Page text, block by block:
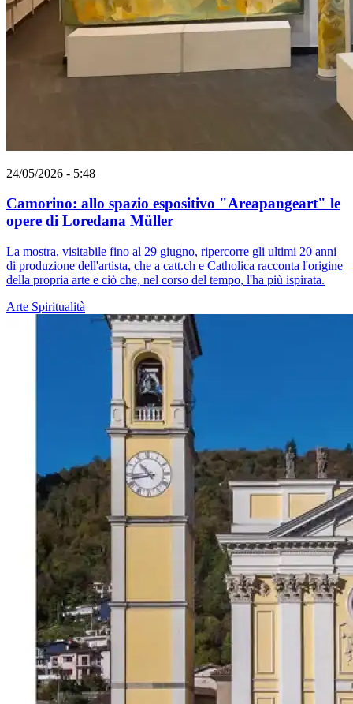
24/05/2026 - 5:48
Camorino: allo spazio espositivo "Areapangeart" le
opere di Loredana Müller
La mostra, visitabile fino al 29 giugno, ripercorre gli ultimi 20 anni
di produzione dell'artista, che a catt.ch e Catholica racconta l'origine
della propria arte e ciò che, nel corso del tempo, l'ha più ispirata.
Arte Spiritualità